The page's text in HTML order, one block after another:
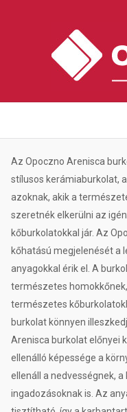
Az Opoczno Arenisca
stílusos kerámiaburkolat,
azoknak, akik a
szeretnék elkerülni az
kőburkolatokkal jár. Az
kőhatású megjelenését a
anyagokkal érik el. A
természetes
természetes
burkolat könnyen
Arenisca burkolat előnyei
ellenálló képessége a
ellenáll a nedvességnek,
ingadozásoknak is. Az